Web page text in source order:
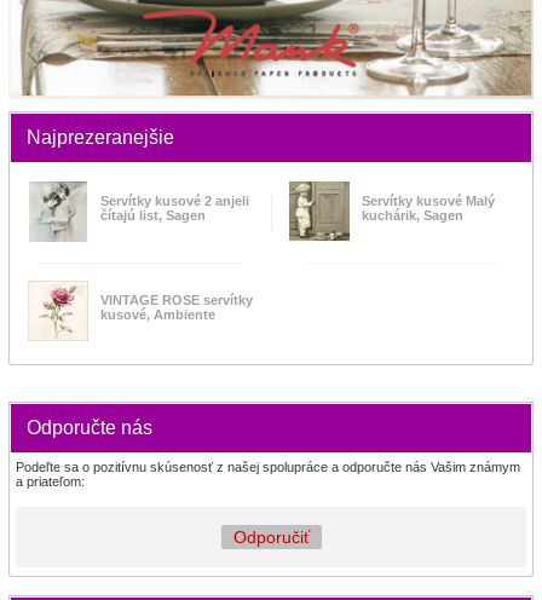
Najprezeranejšie
Servítky kusové 2 anjeli
čítajú list, Sagen
Servítky kusové Malý
kuchárik, Sagen
VINTAGE ROSE servítky
kusové, Ambiente
Odporučte nás
Podeľte sa o pozitívnu skúsenosť z našej spolupráce a odporučte nás Vašim známym
a priateľom:
Odporučiť